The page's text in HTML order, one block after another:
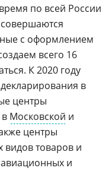
по всей России
совершаются
с оформлением
всего 16
К 2020 году
в
центры
Московской и
центры
видов товаров и
и